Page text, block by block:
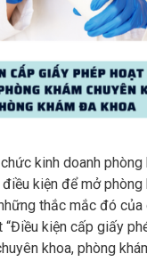
kinh doanh
kiện để mở phòng
thắc mắc đó của
“Điều kiện cấp giấy
khoa, phòng